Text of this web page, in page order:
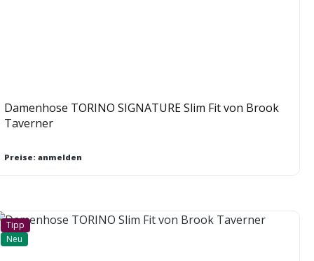
Damenhose TORINO SIGNATURE Slim Fit von Brook
Taverner
Preise: anmelden
Tipp
Neu